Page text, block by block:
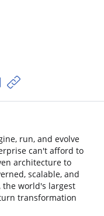
via LinkedIn
Share via Email
Copy share link
run, and evolve
can't afford to
architecture to
scalable, and
the world's largest
transformation